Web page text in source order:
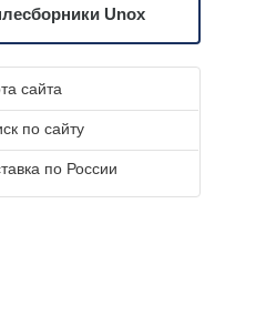
Unox
сайта
по сайту
по России